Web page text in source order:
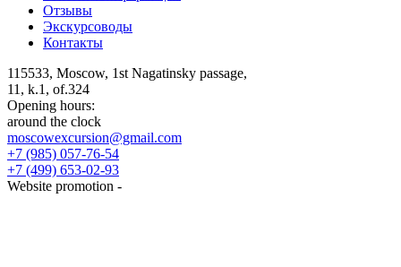
Отзывы
Экскурсоводы
Контакты
115533, Moscow, 1st Nagatinsky passage,
11, k.1, of.324
Opening hours:
around the clock
moscowexcursion@gmail.com
+7 (985) 057-76-54
+7 (499) 653-02-93
Website promotion -